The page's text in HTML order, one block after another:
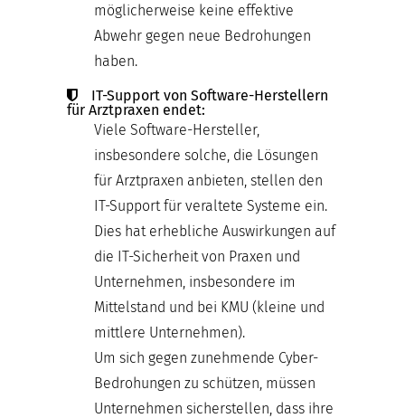
möglicherweise keine effektive
Abwehr gegen neue Bedrohungen
haben.
IT-Support von Software-Herstellern
für Arztpraxen endet:
Viele Software-Hersteller,
insbesondere solche, die Lösungen
für Arztpraxen anbieten, stellen den
IT-Support für veraltete Systeme ein.
Dies hat erhebliche Auswirkungen auf
die IT-Sicherheit von Praxen und
Unternehmen, insbesondere im
Mittelstand und bei KMU (kleine und
mittlere Unternehmen).
Um sich gegen zunehmende Cyber-
Bedrohungen zu schützen, müssen
Unternehmen sicherstellen, dass ihre